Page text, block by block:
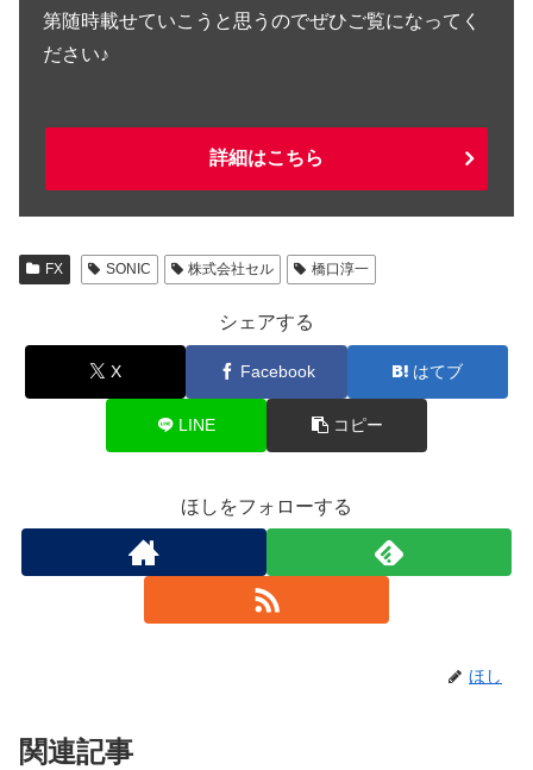
第随時載せていこうと思うのでぜひご覧になってく
ださい♪
詳細はこちら
FX SONIC 株式会社セル 橋口淳一
シェアする
X Facebook はてブ
LINE コピー
ほしをフォローする
ほし
関連記事